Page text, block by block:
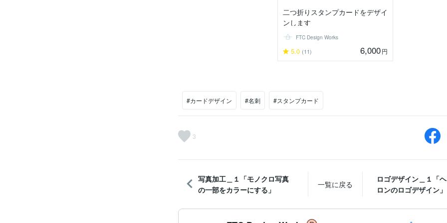
二つ折りスタンプカードをデザイ
ンします
FTC Design Works
5.0 (11) 6,000円
#カードデザイン #名刺 #スタンプカード
3
写真加工＿１「モノクロ写真
の一部をカラーにする」
一覧に戻る
ロゴデザイン＿１「
ロンのロゴデザイン」